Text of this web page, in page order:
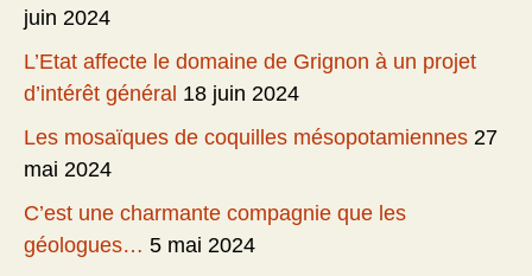
juin 2024
L’Etat affecte le domaine de Grignon à un projet
d’intérêt général 18 juin 2024
Les mosaïques de coquilles mésopotamiennes 27
mai 2024
C’est une charmante compagnie que les
géologues… 5 mai 2024